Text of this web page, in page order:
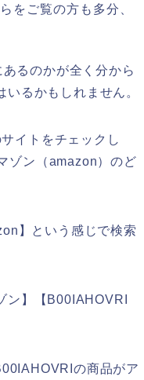
をご覧の方も多分、
るのかが全く分から
るかもしれません。
イトをチェックし
ゾン（amazon）のど
】という感じで検索
ン】【B00IAHOVRI
の商品がア